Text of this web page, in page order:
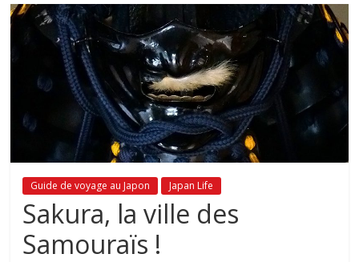
Guide de voyage au Japon Japan Life
Sakura, la ville des
Samouraïs !